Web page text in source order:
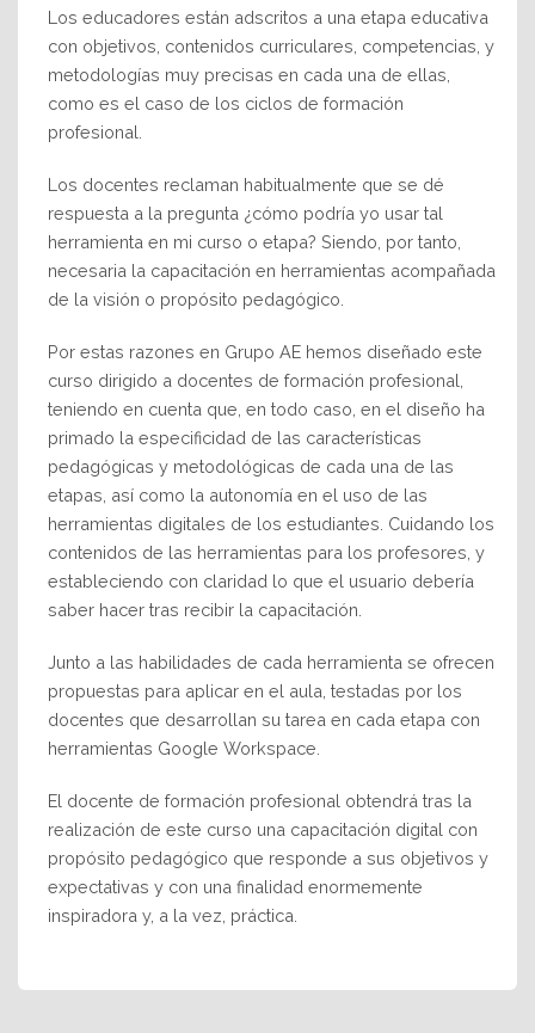
Los educadores están adscritos a una etapa educativa
con objetivos, contenidos curriculares, competencias, y
metodologías muy precisas en cada una de ellas,
como es el caso de los ciclos de formación
profesional.
Los docentes reclaman habitualmente que se dé
respuesta a la pregunta ¿cómo podría yo usar tal
herramienta en mi curso o etapa? Siendo, por tanto,
necesaria la capacitación en herramientas acompañada
de la visión o propósito pedagógico.
Por estas razones en Grupo AE hemos diseñado este
curso dirigido a docentes de formación profesional,
teniendo en cuenta que, en todo caso, en el diseño ha
primado la especificidad de las características
pedagógicas y metodológicas de cada una de las
etapas, así como la autonomía en el uso de las
herramientas digitales de los estudiantes. Cuidando los
contenidos de las herramientas para los profesores, y
estableciendo con claridad lo que el usuario debería
saber hacer tras recibir la capacitación.
Junto a las habilidades de cada herramienta se ofrecen
propuestas para aplicar en el aula, testadas por los
docentes que desarrollan su tarea en cada etapa con
herramientas Google Workspace.
El docente de formación profesional obtendrá tras la
realización de este curso una capacitación digital con
propósito pedagógico que responde a sus objetivos y
expectativas y con una finalidad enormemente
inspiradora y, a la vez, práctica.